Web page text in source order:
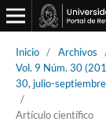
Inicio / Archivos
Vol. 9 Núm. 30
30, julio-
/
Artículo científico